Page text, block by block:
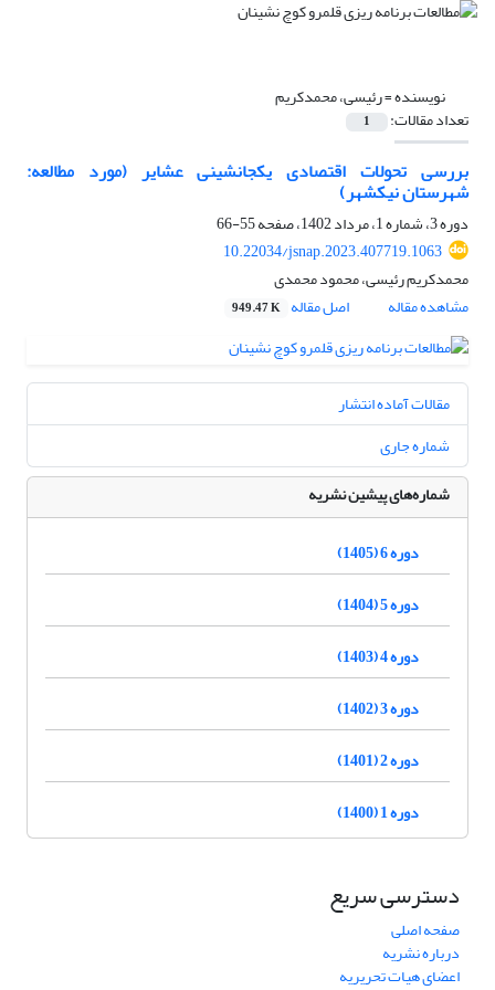
نویسنده =رئیسی، محمدکریم
تعداد مقالات: 1
بررسی تحولات اقتصادی یکجانشینی عشایر (مورد مطالعه:
شهرستان نیکشهر)
دوره 3، شماره 1، مرداد 1402، صفحه
55-66
10.22034/jsnap.2023.407719.1063
محمدکریم رئیسی، محمود محمدی
مشاهده مقاله
اصل مقاله 949.47 K
مقالات آماده انتشار
شماره جاری
شماره‌های پیشین نشریه
دوره 6 (1405)
دوره 5 (1404)
دوره 4 (1403)
دوره 3 (1402)
دوره 2 (1401)
دوره 1 (1400)
دسترسی سریع
صفحه اصلی
درباره نشریه
اعضای هیات تحریریه